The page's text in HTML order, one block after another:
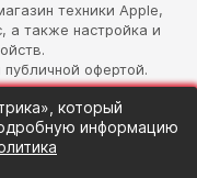
техники Apple,
а также настройка и
офертой.
который
информацию